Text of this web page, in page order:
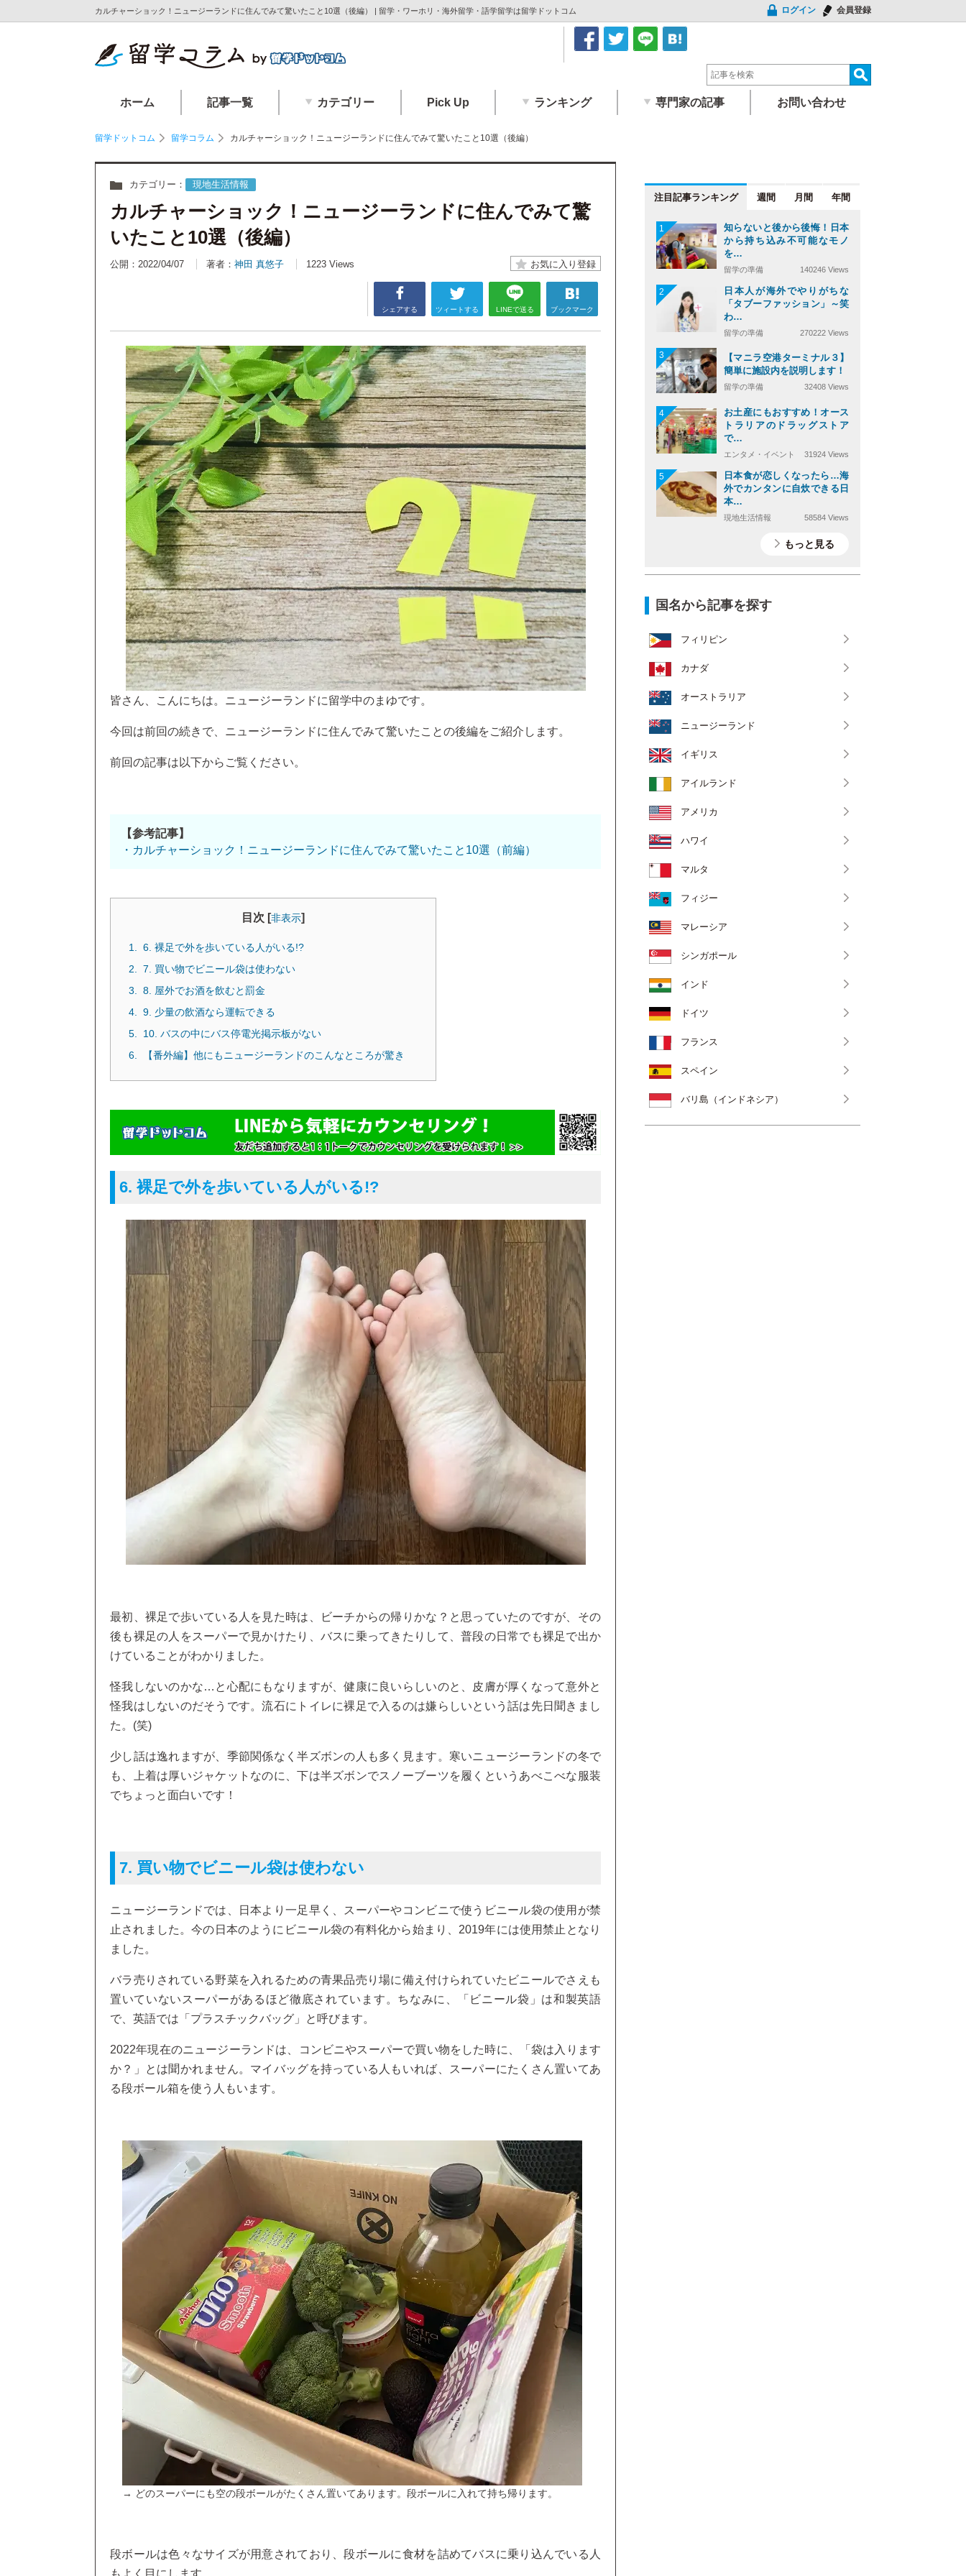
カルチャーショック！ニュージーランドに住んでみて驚いたこと10選（後編） | 留学・ワーホリ・海外留学・語学留学は留学ドットコム ログイン 会員登録
ホーム 記事一覧 カテゴリー Pick Up ランキング 専門家の記事 お問い合わせ
留学ドットコム 留学コラム カルチャーショック！ニュージーランドに住んでみて驚いたこと10選（後編）
カテゴリー： 現地生活情報
カルチャーショック！ニュージーランドに住んでみて驚
いたこと10選（後編）
公開：2022/04/07 著者： 神田 真悠子 1223 Views
シェアする ツィートする LINEで送る ブックマーク
皆さん、こんにちは。ニュージーランドに留学中のまゆです。
今回は前回の続きで、ニュージーランドに住んでみて驚いたことの後編をご紹介します。
前回の記事は以下からご覧ください。
【参考記事】
・カルチャーショック！ニュージーランドに住んでみて驚いたこと10選（前編）
目次 [非表示]
6. 裸足で外を歩いている人がいる!?
7. 買い物でビニール袋は使わない
8. 屋外でお酒を飲むと罰金
9. 少量の飲酒なら運転できる
10. バスの中にバス停電光掲示板がない
【番外編】他にもニュージーランドのこんなところが驚き
6. 裸足で外を歩いている人がいる!?
最初、裸足で歩いている人を見た時は、ビーチからの帰りかな？と思っていたのですが、その
後も裸足の人をスーパーで見かけたり、バスに乗ってきたりして、普段の日常でも裸足で出か
けていることがわかりました。
怪我しないのかな…と心配にもなりますが、健康に良いらしいのと、皮膚が厚くなって意外と
怪我はしないのだそうです。流石にトイレに裸足で入るのは嫌らしいという話は先日聞きまし
た。(笑)
少し話は逸れますが、季節関係なく半ズボンの人も多く見ます。寒いニュージーランドの冬で
も、上着は厚いジャケットなのに、下は半ズボンでスノーブーツを履くというあべこべな服装
でちょっと面白いです！
7. 買い物でビニール袋は使わない
ニュージーランドでは、日本より一足早く、スーパーやコンビニで使うビニール袋の使用が禁
止されました。今の日本のようにビニール袋の有料化から始まり、2019年には使用禁止となり
ました。
バラ売りされている野菜を入れるための青果品売り場に備え付けられていたビニールでさえも
置いていないスーパーがあるほど徹底されています。ちなみに、「ビニール袋」は和製英語
で、英語では「プラスチックバッグ」と呼びます。
2022年現在のニュージーランドは、コンビニやスーパーで買い物をした時に、「袋は入ります
か？」とは聞かれません。マイバッグを持っている人もいれば、スーパーにたくさん置いてあ
る段ボール箱を使う人もいます。
→ どのスーパーにも空の段ボールがたくさん置いてあります。段ボールに入れて持ち帰ります。
段ボールは色々なサイズが用意されており、段ボールに食材を詰めてバスに乗り込んでいる人
注目記事 週間 月間 年間
1
知らないと後から後悔！日本
から持ち込み不可能なモノ
を…
留学の準備 140246 Views
2
日本人が海外でやりがちな
「タブーファッション」～笑
わ…
留学の準備 270222 Views
3
【マニラ空港ターミナル３】
簡単に施設内を説明します！
留学の準備 32408 Views
4
お土産にもおすすめ！オース
トラリアのドラッグストア
で…
エンタメ・イベント 31924 Views
5
日本食が恋しくなったら…海
外でカンタンに自炊できる日
本…
現地生活情報 58584 Views
もっと見る
国名から記事を探す
フィリピン
カナダ
オーストラリア
ニュージーランド
イギリス
アイルランド
アメリカ
ハワイ
マルタ
フィジー
マレーシア
シンガポール
インド
ドイツ
フランス
スペイン
バリ島（インドネシア）